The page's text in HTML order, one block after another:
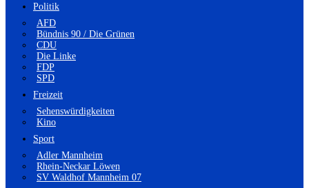
Politik
AFD
Bündnis 90 / Die Grünen
CDU
Die Linke
FDP
SPD
Freizeit
Sehenswürdigkeiten
Kino
Sport
Adler Mannheim
Rhein-Neckar Löwen
SV Waldhof Mannheim 07